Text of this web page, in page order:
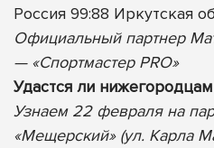
Россия 99:88 Иркутская
Официальный партнер
— «Спортмастер PRO»
Удастся ли
Узнаем 22 февраля на
«Мещерский» (ул. Карла